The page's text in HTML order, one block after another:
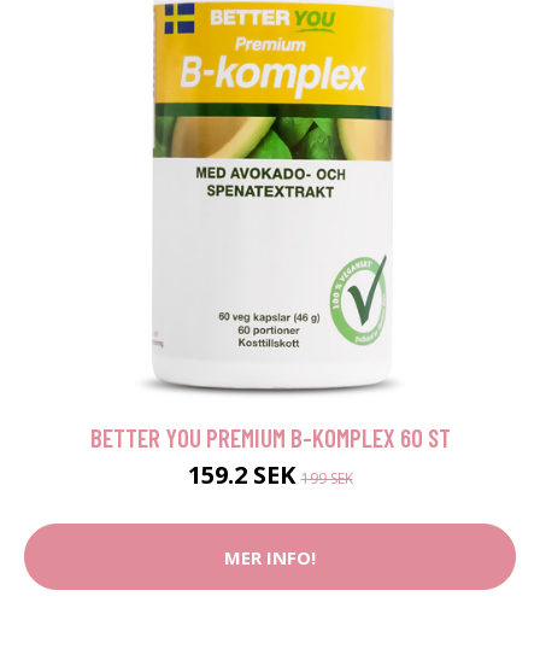
BETTER YOU PREMIUM B-KOMPLEX 60 ST
159.2 SEK199 SEK
MER INFO!